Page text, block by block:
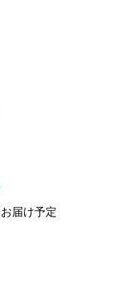
届け予定